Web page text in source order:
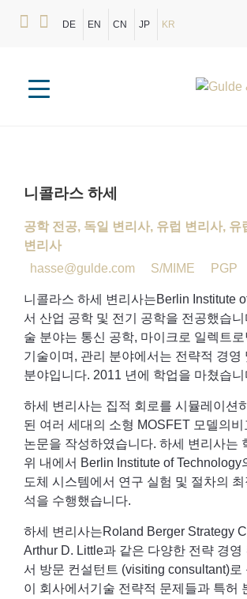
DE EN CN JP KR
니콜라스 하세
공학 전공, 독일 변리사, 유럽 변리사, 유
변리사
hasse@gulde.com
S/MIME PGP
니콜라스 하세 변리사는Berlin Institute
서 산업 공학 및 전기 공학을 전공했습니
술 분야는 통신 공학, 마이크로 일렉트로
기술이며, 관리 분야에서는 전략적 경영
분야입니다. 2011 년에 학업을 마쳤습니
하세 변리사는 집적 회로를 시뮬레이션
된 여러 세대의 소형 MOSFET 모델의비
논문을 작성하였습니다. 하세 변리사는
위 내에서 Berlin Institute of Technology
도체 시스템에서 연구 실험 및 절차의
석을 수행했습니다.
하세 변리사는Roland Berger Strategy
Arthur D. Little과 같은 다양한 전략 경영
서 방문 컨설턴트 (visiting consultant)로
이 회사에서기술 전략적 문제들과 특허